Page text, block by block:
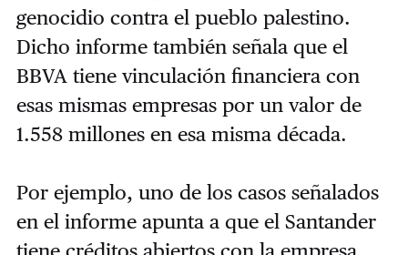
genocidio contra el pueblo palestino.
Dicho informe también señala que el
BBVA tiene vinculación financiera con
esas mismas empresas por un valor de
1.558 millones en esa misma década.
Por ejemplo, uno de los casos señalados
en el informe apunta a que el Santander
tiene créditos abiertos con la empresa